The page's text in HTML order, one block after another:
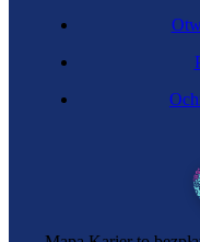
Zawód
Specjalistka